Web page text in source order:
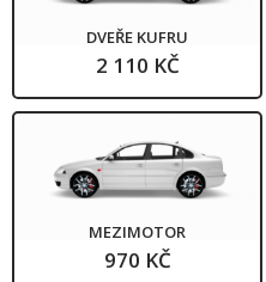
DVEŘE KUFRU
2 110 KČ
MEZIMOTOR
970 KČ